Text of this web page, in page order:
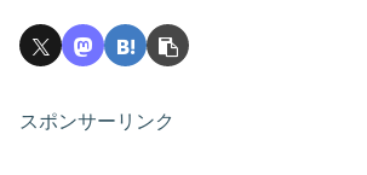
スポンサーリンク